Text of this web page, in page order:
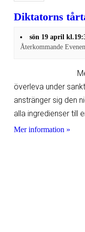
Diktatorns
sön 19 april
Återkommande
överleva under
anstränger sig den
alla ingredienser till
Mer information »